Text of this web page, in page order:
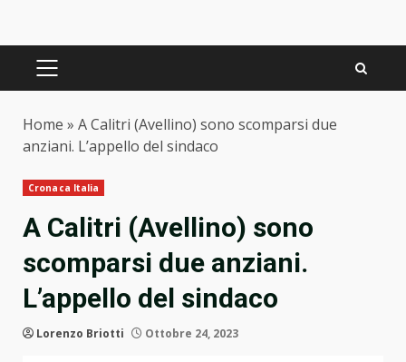
PRIMARY
Home » A Calitri (Avellino) sono scomparsi due
anziani. L’appello del sindaco
Cronaca Italia
A Calitri (Avellino) sono
scomparsi due anziani.
L’appello del sindaco
Lorenzo Briotti Ottobre 24, 2023